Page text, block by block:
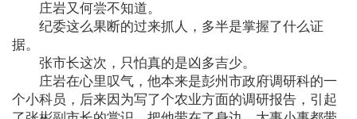
庄岩又何尝不知道。
纪委这么果断的过来抓人，多半是掌握了什么证
据。
张市长这次，只怕真的是凶多吉少。
庄岩在心里叹气，他本来是彭州市政府调研科的一
个小科员，后来因为写了个农业方面的调研报告，引起